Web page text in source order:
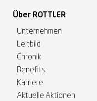
Über ROTTLER
Unternehmen
Leitbild
Chronik
Benefits
Karriere
Aktuelle Aktionen